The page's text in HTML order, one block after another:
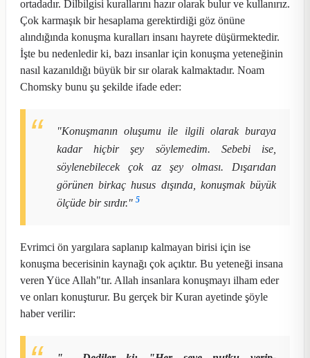
ortadadır. Dilbilgisi kurallarını hazır olarak bulur ve kullanırız.
Çok karmaşık bir hesaplama gerektirdiği göz önüne
alındığında konuşma kuralları insanı hayrete düşürmektedir.
İşte bu nedenledir ki, bazı insanlar için konuşma yeteneğinin
nasıl kazanıldığı büyük bir sır olarak kalmaktadır. Noam
Chomsky bunu şu şekilde ifade eder:
"Konuşmanın oluşumu ile ilgili olarak buraya
kadar hiçbir şey söylemedim. Sebebi ise,
söylenebilecek çok az şey olması. Dışarıdan
görünen birkaç husus dışında, konuşmak büyük
ölçüde bir sırdır." 5
Evrimci ön yargılara saplanıp kalmayan birisi için ise
konuşma becerisinin kaynağı çok açıktır. Bu yeteneği insana
veren Yüce Allah"tır. Allah insanlara konuşmayı ilham eder
ve onları konuşturur. Bu gerçek bir Kuran ayetinde şöyle
haber verilir: